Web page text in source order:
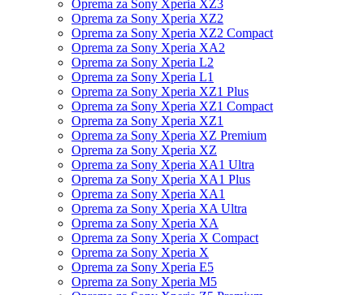
Oprema za Sony Xperia XZ3
Oprema za Sony Xperia XZ2
Oprema za Sony Xperia XZ2 Compact
Oprema za Sony Xperia XA2
Oprema za Sony Xperia L2
Oprema za Sony Xperia L1
Oprema za Sony Xperia XZ1 Plus
Oprema za Sony Xperia XZ1 Compact
Oprema za Sony Xperia XZ1
Oprema za Sony Xperia XZ Premium
Oprema za Sony Xperia XZ
Oprema za Sony Xperia XA1 Ultra
Oprema za Sony Xperia XA1 Plus
Oprema za Sony Xperia XA1
Oprema za Sony Xperia XA Ultra
Oprema za Sony Xperia XA
Oprema za Sony Xperia X Compact
Oprema za Sony Xperia X
Oprema za Sony Xperia E5
Oprema za Sony Xperia M5